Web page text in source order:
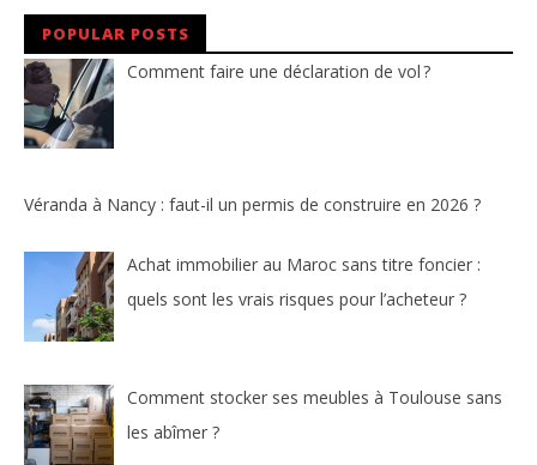
POPULAR POSTS
Comment faire une déclaration de vol ?
Véranda à Nancy : faut-il un permis de construire en 2026 ?
Achat immobilier au Maroc sans titre foncier :
quels sont les vrais risques pour l’acheteur ?
Comment stocker ses meubles à Toulouse sans
les abîmer ?